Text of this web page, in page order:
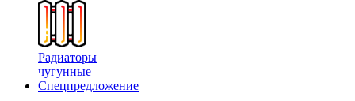
Радиаторы
чугунные
Спецпредложение